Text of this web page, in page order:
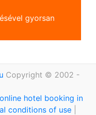
gyorsan
Copyright © 2002 -
hotel booking in
conditions of use